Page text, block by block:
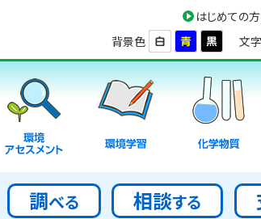
はじめての
背景色
文
アセスメント
環境学習 化学物質
調べる 相談する